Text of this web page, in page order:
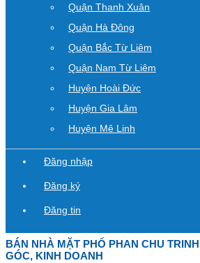
Quận Thanh Xuân
Quận Hà Đông
Quận Bắc Từ Liêm
Quận Nam Từ Liêm
Huyện Hoài Đức
Huyện Gia Lâm
Huyện Mê Linh
Đăng nhập
Đăng ký
Đăng tin
BÁN NHÀ MẶT PHỐ PHAN CHU
GÓC, KINH DOANH